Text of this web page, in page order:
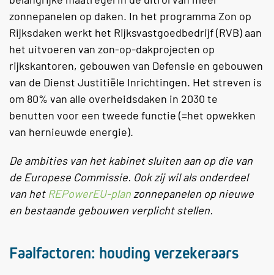
zonnepanelen op daken. In het programma Zon op
Rijksdaken werkt het Rijksvastgoedbedrijf (RVB) aan
het uitvoeren van zon-op-dakprojecten op
rijkskantoren, gebouwen van Defensie en gebouwen
van de Dienst Justitiële Inrichtingen. Het streven is
om 80% van alle overheidsdaken in 2030 te
benutten voor een tweede functie (=het opwekken
van hernieuwde energie).
De ambities van het kabinet sluiten aan op die van
de Europese Commissie. Ook zij wil als onderdeel
van het REPowerEU-plan zonnepanelen op nieuwe
en bestaande gebouwen verplicht stellen.
Faalfactoren: houding verzekeraars